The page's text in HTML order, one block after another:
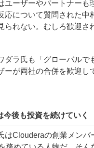
ーザーやパートナーも
応について質問された中
られない。むしろ歓迎さ
ラ氏も「グローバルで
ーが両社の合併を歓迎し
今後も投資を続けていく
Clouderaの創業メンバ